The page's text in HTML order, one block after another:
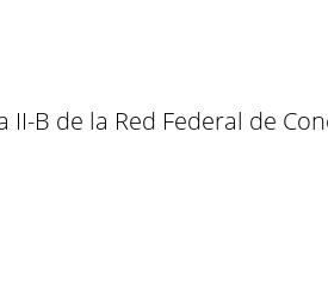
B de la Red Federal de